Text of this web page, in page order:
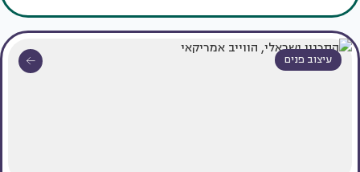
עיצוב פנים